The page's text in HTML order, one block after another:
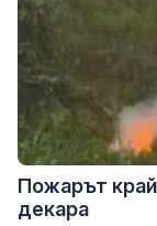
Пожарът
декара